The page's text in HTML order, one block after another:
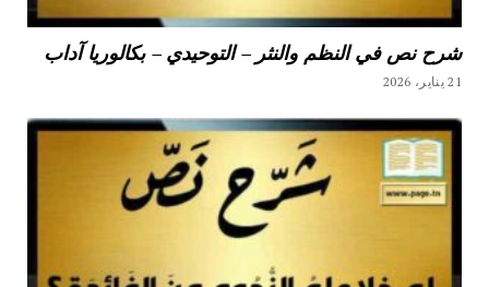
شرح نص في النظم والنثر – التوحيدي – بكالوريا آداب
21 يناير، 2026